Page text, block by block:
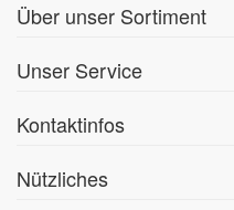
Über unser Sortiment
Unser Service
Kontaktinfos
Nützliches